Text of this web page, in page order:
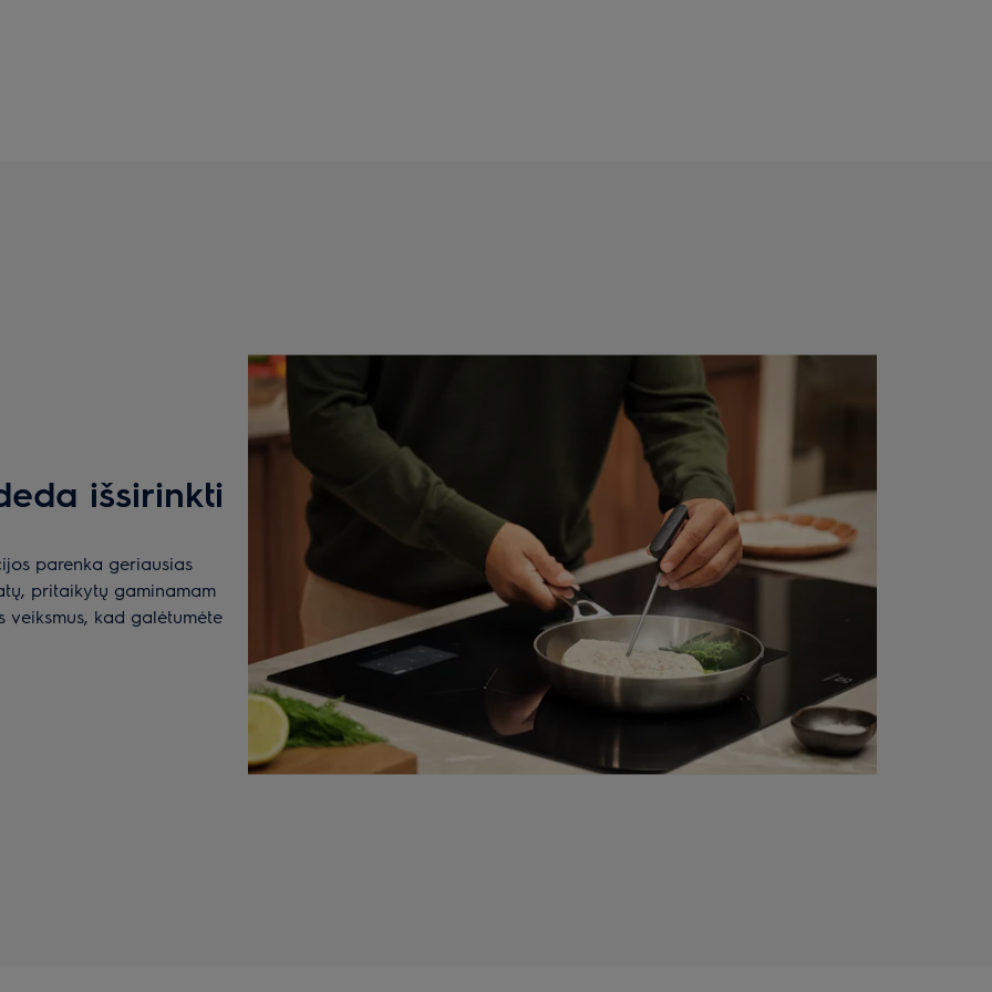
išsirinkti
parenka geriausias
pritaikytų gaminamam
veiksmus, kad galėtumėte